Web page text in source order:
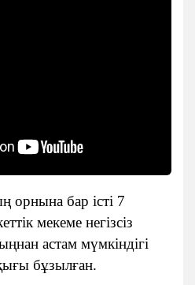
орнына бар істі 7
мекеме негізсіз
астам мүмкіндігі
бұзылған.